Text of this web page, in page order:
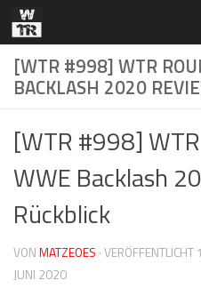
Zum Inhalt springen
[WTR #998] WTR
BACKLASH 2020
[WTR #998]
WWE Backlash
Rückblick
VONMATZEOES · VERÖFFENTLICHT
JUNI 2020